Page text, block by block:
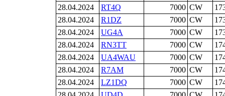
28.04.2024
RT4Q 7000 CW
28.04.2024
R1DZ 7000 CW
28.04.2024
UG4A 7000 CW
28.04.2024
RN3TT 7000 CW
28.04.2024
UA4WAU 7000 CW
28.04.2024
R7AM 7000 CW
28.04.2024
LZ1DQ 7000 CW